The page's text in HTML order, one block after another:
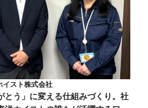
イスト株式会社
とう」に変える仕組みづくり。社